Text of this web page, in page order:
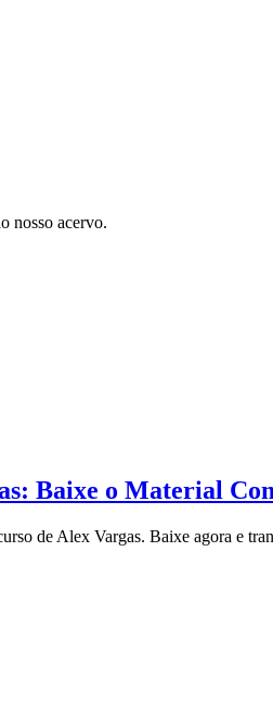
nosso acervo.
Baixe o Material
de Alex Vargas. Baixe agora e